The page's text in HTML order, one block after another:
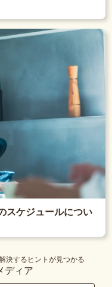
スケジュールについ
決するヒントが見つかる
ディア